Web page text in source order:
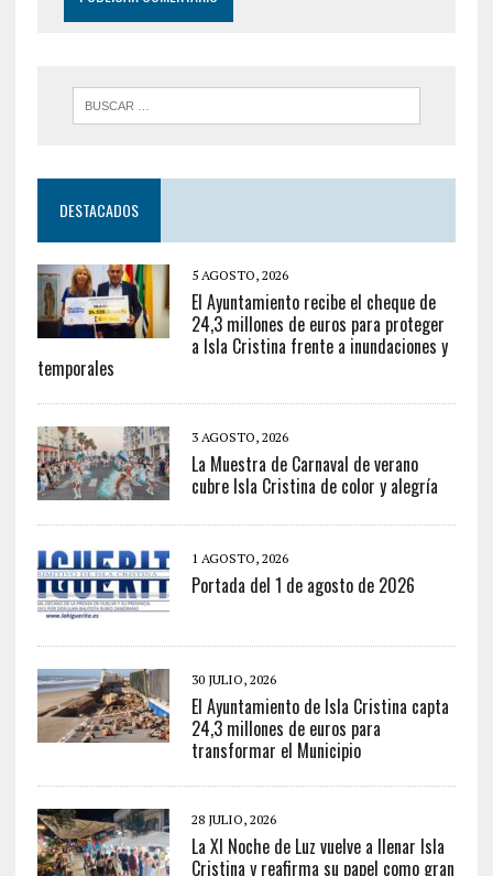
DESTACADOS
5 AGOSTO, 2026
El Ayuntamiento recibe el cheque de
24,3 millones de euros para proteger
a Isla Cristina frente a inundaciones y
temporales
3 AGOSTO, 2026
La Muestra de Carnaval de verano
cubre Isla Cristina de color y alegría
1 AGOSTO, 2026
Portada del 1 de agosto de 2026
30 JULIO, 2026
El Ayuntamiento de Isla Cristina capta
24,3 millones de euros para
transformar el Municipio
28 JULIO, 2026
La XI Noche de Luz vuelve a llenar Isla
Cristina y reafirma su papel como gran